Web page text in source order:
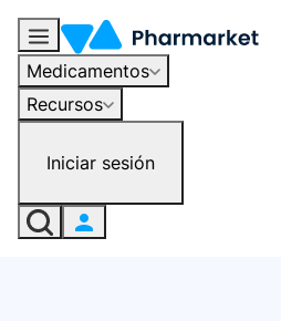
Medicamentos
Recursos
Iniciar sesión